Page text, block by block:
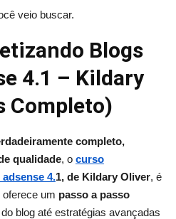
veio buscar.
Blogs
4.1 – Kildary
Completo)
completo,
qualidade, o curso
4.1, de Kildary Oliver, é
um passo a passo
blog até estratégias avançadas